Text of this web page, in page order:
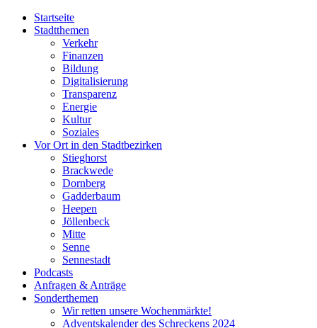
Startseite
Stadtthemen
Verkehr
Finanzen
Bildung
Digitalisierung
Transparenz
Energie
Kultur
Soziales
Vor Ort in den Stadtbezirken
Stieghorst
Brackwede
Dornberg
Gadderbaum
Heepen
Jöllenbeck
Mitte
Senne
Sennestadt
Podcasts
Anfragen & Anträge
Sonderthemen
Wir retten unsere Wochenmärkte!
Adventskalender des Schreckens 2024